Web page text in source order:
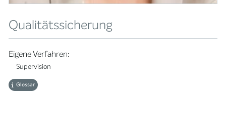
Qualitätssicherung
Eigene Verfahren:
Supervision
Glossar